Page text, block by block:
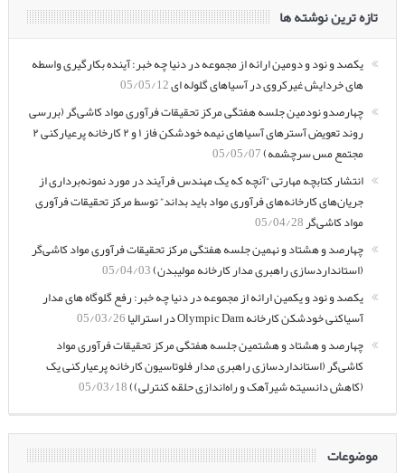
تازه ترین نوشته ها
یکصد و نود و دومین ارائه از مجموعه در دنیا چه خبر: آینده بکارگیری واسطه
های خردایش غیرکروی در آسیاهای گلوله ای05/05/12
چهارصدو نودمین جلسه هفتگی مرکز تحقیقات فرآوری مواد کاشی‌گر (بررسی
روند تعویض آسترهای آسیاهای نیمه خودشکن فاز ۱ و ۲ کارخانه پرعیارکنی ۲
مجتمع مس سرچشمه)05/05/07
انتشار کتابچه مهارتی “آنچه که یک مهندس فرآیند در مورد نمونه‌برداری از
جریان‌های کارخانه‌های فرآوری مواد باید بداند” توسط مرکز تحقیقات فرآوری
مواد کاشی‌گر05/04/28
چهارصد و هشتاد و نهمین جلسه هفتگی مرکز تحقیقات فرآوری مواد کاشی‌گر
(استانداردسازی راهبری مدار کارخانه مولیبدن)05/04/03
یکصد و نود و یکمین ارائه از مجموعه در دنیا چه خبر: رفع گلوگاه های مدار
آسیاکنی خودشکن کارخانه Olympic Dam در استرالیا
05/03/26
چهارصد و هشتاد و هشتمین جلسه هفتگی مرکز تحقیقات فرآوری مواد
کاشی‌گر (استانداردسازی راهبری مدار فلوتاسیون کارخانه پرعیارکنی یک
(کاهش دانسیته شیرآهک و راه‌اندازی حلقه کنترلی))05/03/18
موضوعات